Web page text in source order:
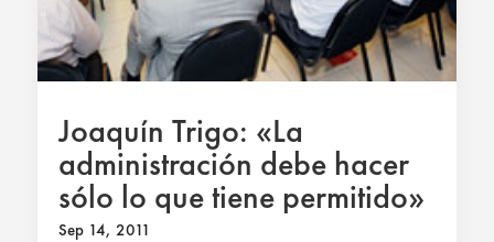
Joaquín Trigo: «La
administración debe hacer
sólo lo que tiene permitido»
Sep 14, 2011